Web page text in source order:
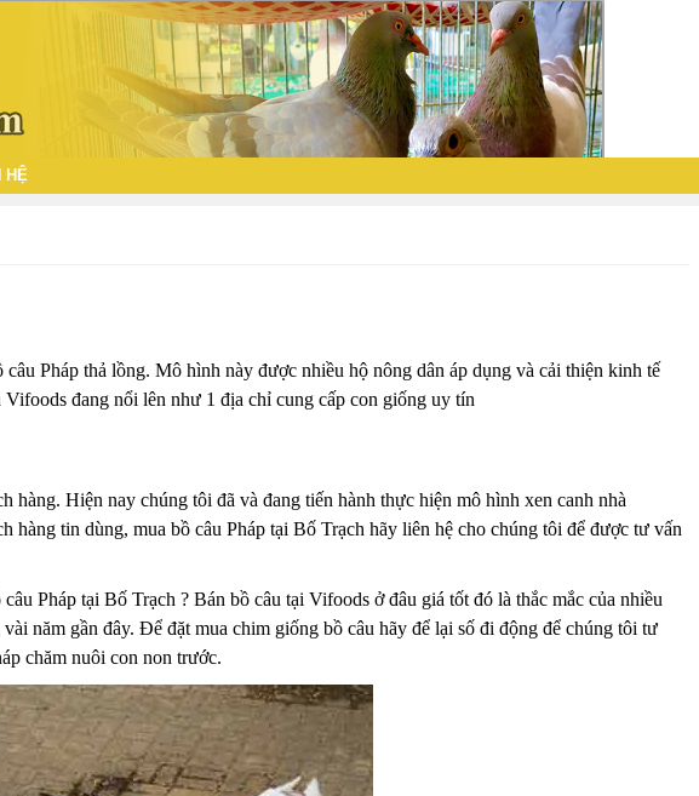
HỆ
Pháp thả lồng. Mô hình này được nhiều hộ nông dân áp dụng và cải thiện kinh tế
đang nổi lên như 1 địa chỉ cung cấp con giống uy tín
hàng. Hiện nay chúng tôi đã và đang tiến hành thực hiện mô hình xen canh nhà
tin dùng, mua bồ câu Pháp tại Bố Trạch hãy liên hệ cho chúng tôi để được tư vấn
Pháp tại Bố Trạch ? Bán bồ câu tại Vifoods ở đâu giá tốt đó là thắc mắc của nhiều
năm gần đây. Để đặt mua chim giống bồ câu hãy để lại số đi động để chúng tôi tư
chăm nuôi con non trước.